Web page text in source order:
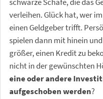
schwarze Schafe, die das
verleihen. Glück hat, wer
einen Geldgeber trifft.
spielen dann mit hinein
größer, einen Kredit zu
nicht in der gewünschten
eine oder andere
aufgeschoben werden?